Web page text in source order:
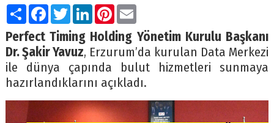
PaylaşFacebook
TwitterLinkedIn
Pinterest
Email
Perfect Timing Holding Yönetim Kurulu Başkanı
Dr. Şakir Yavuz, Erzurum’da kurulan Data Merkezi
ile dünya çapında bulut hizmetleri sunmaya
hazırlandıklarını açıkladı.